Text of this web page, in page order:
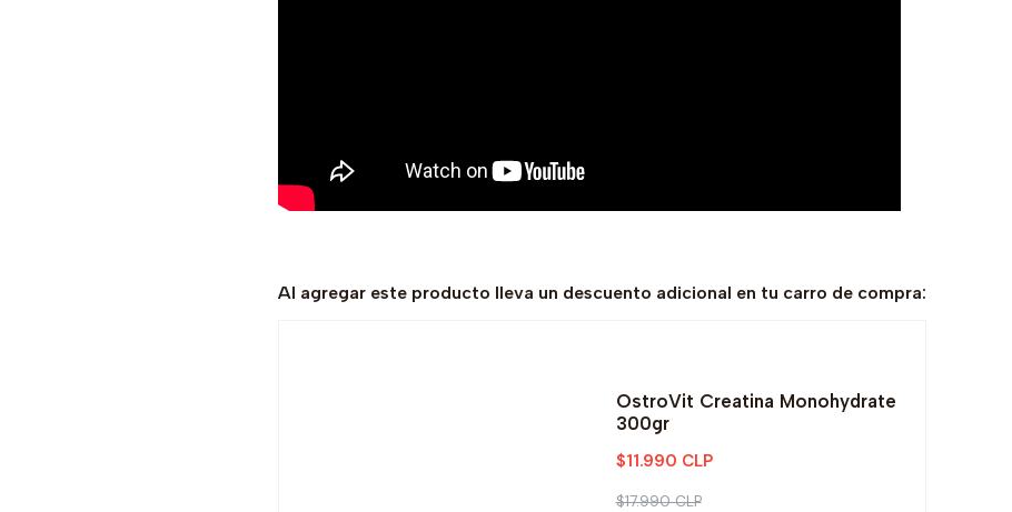
Al agregar este producto lleva un descuento adicional en tu carro de compra:
OstroVit Creatina Monohydrate
300gr
$11.990 CLP
$17.990 CLP